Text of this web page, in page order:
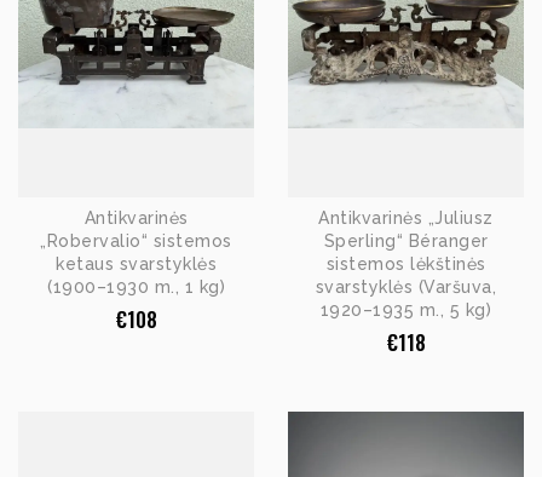
Antikvarinės
„Robervalio“ sistemos
ketaus svarstyklės
(1900–1930 m., 1 kg)
€108
Antikvarinės „Juliusz
Sperling“ Béranger
sistemos lėkštinės
svarstyklės (Varšuva,
1920–1935 m., 5 kg)
€118